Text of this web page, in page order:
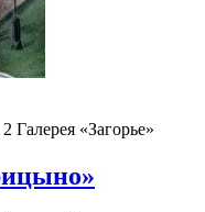
Галерея «Загорье»